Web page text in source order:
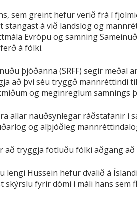
sem greint hefur verið frá í
stangast á við landslög og
Evrópu og samning
á fólki.
þjóðanna (SRFF) segir
að því séu tryggð mannréttindi
og meginreglum samnings
allar nauðsynlegar ráðstafanir
og alþjóðleg
að tryggja fötluðu fólki aðgang
lengi Hussein hefur dvalið á
skýrslu fyrir dómi í máli hans sem